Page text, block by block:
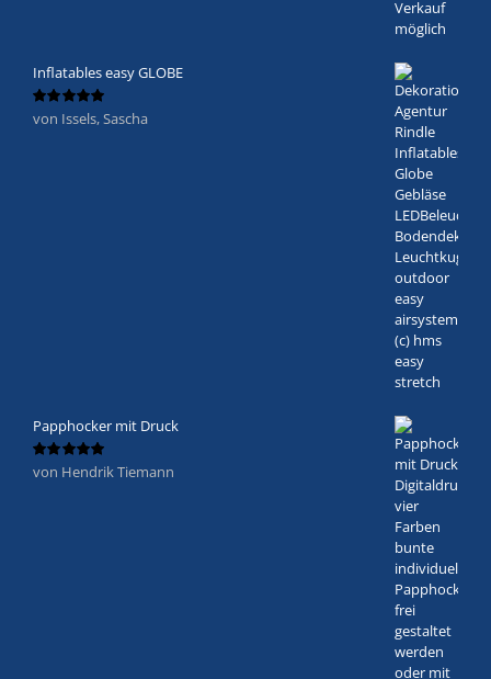
Inflatables easy GLOBE
Bewertet
von Issels, Sascha
Papphocker mit Druck
Bewertet
von Hendrik Tiemann